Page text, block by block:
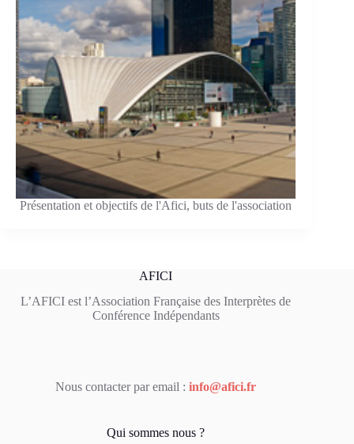
Présentation et objectifs de l'Afici, buts de l'association
AFICI
L’AFICI est l’Association Française des Interprètes de
Conférence Indépendants
Nous contacter par email :info@afici.fr
Qui sommes nous ?